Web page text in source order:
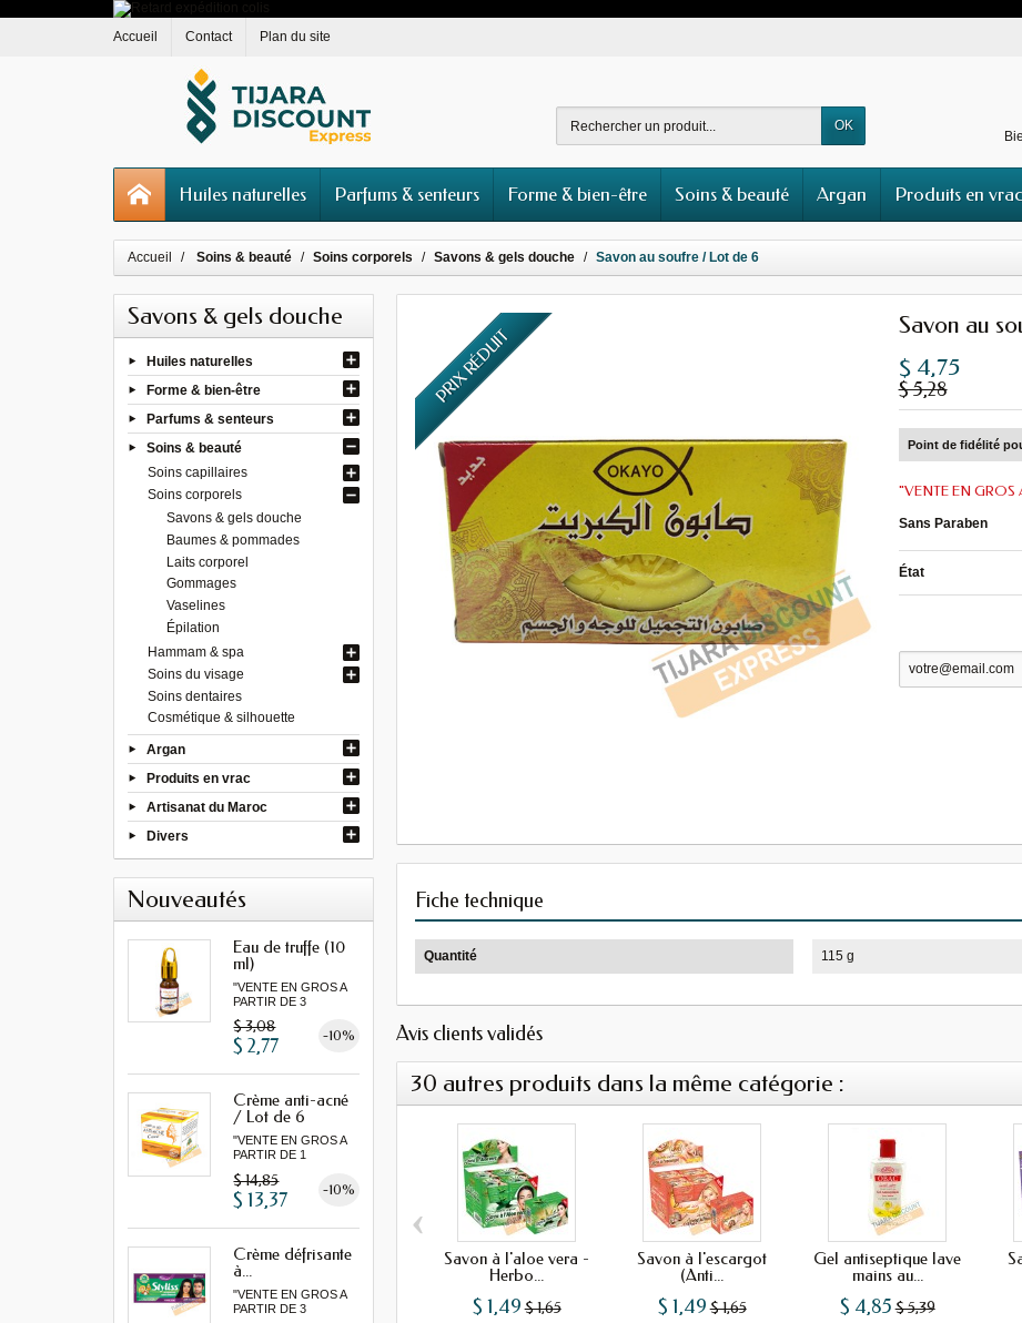
Accueil Contact Plan du site
OK
Huiles naturelles Parfums & senteurs Forme & bien-être Soins & beauté Argan Produits en vrac
Accueil Soins & beauté Soins corporels Savons & gels douche Savon au soufre / Lot de 6
Savons & gels douche
Huiles naturelles
Forme & bien-être
Parfums & senteurs
Soins & beauté
Soins capillaires
Soins corporels
Savons & gels douche
Baumes & pommades
Laits corporel
Gommages
Vaselines
Épilation
Hammam & spa
Soins du visage
Soins dentaires
Cosmétique & silhouette
Argan
Produits en vrac
Artisanat du Maroc
Divers
Nouveautés
Eau de truffe (10
ml)
"VENTE EN GROS A
PARTIR DE 3
$ 3,08 -10%
$ 2,77
Crème anti-acné
/ Lot de 6
"VENTE EN GROS A
PARTIR DE 1
$ 14,85 -10%
$ 13,37
Crème défrisante
à...
"VENTE EN GROS A
PARTIR DE 3
PRIX RÉDUIT
Savon au
$ 4,75
$ 5,28
Point de fidélité
"VENTE EN GROS
Sans Paraben
État
Fiche technique
Quantité 115 g
Avis clients validés
30 autres produits dans la même catégorie :
Savon à l'aloe vera -
Herbo...
$ 1,49 $ 1,65
Savon à l'escargot
(Anti...
$ 1,49 $ 1,65
Gel antiseptique lave
mains au...
$ 4,85 $ 5,39
‹